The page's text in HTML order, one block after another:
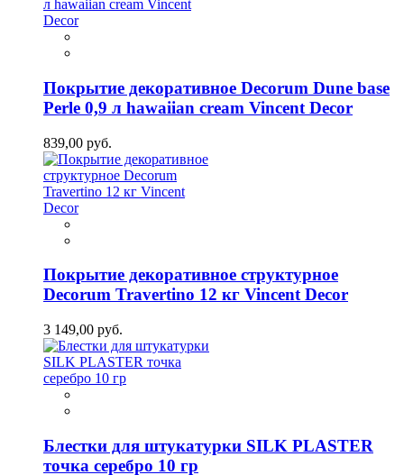
Покрытие декоративное Decorum Dune base
Perle 0,9 л hawaiian cream Vincent Decor
839,00 руб.
Покрытие декоративное структурное
Decorum Travertino 12 кг Vincent Decor
3 149,00 руб.
Блестки для штукатурки SILK PLASTER
точка серебро 10 гр